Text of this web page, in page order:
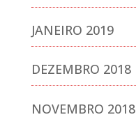
JANEIRO 2019
DEZEMBRO 2018
NOVEMBRO 2018